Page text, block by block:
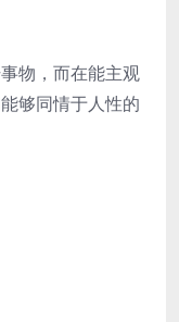
物，而在能主观
够同情于人性的